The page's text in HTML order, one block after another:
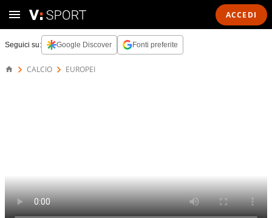
ACCEDI
Seguici su: Google Discover Fonti preferite
CALCIO EUROPEI